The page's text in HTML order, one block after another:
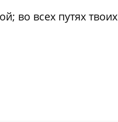
во всех путях твоих